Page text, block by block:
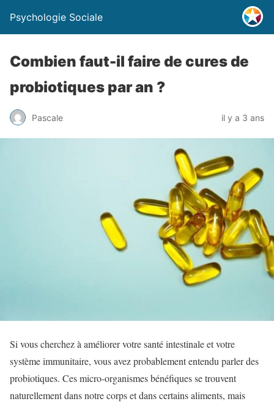
Psychologie Sociale
Combien faut-il faire de cures de
probiotiques par an ?
Pascale il y a 3 ans
Si vous cherchez à améliorer votre santé intestinale et votre
système immunitaire, vous avez probablement entendu parler des
probiotiques. Ces micro-organismes bénéfiques se trouvent
naturellement dans notre corps et dans certains aliments, mais